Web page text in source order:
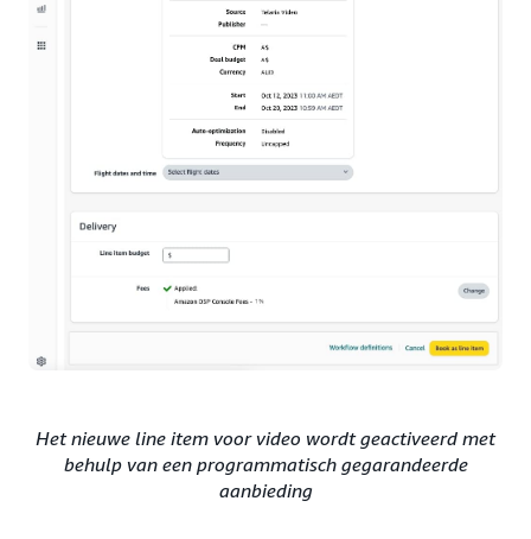
Het nieuwe line item voor video wordt geactiveerd met
behulp van een programmatisch gegarandeerde
aanbieding